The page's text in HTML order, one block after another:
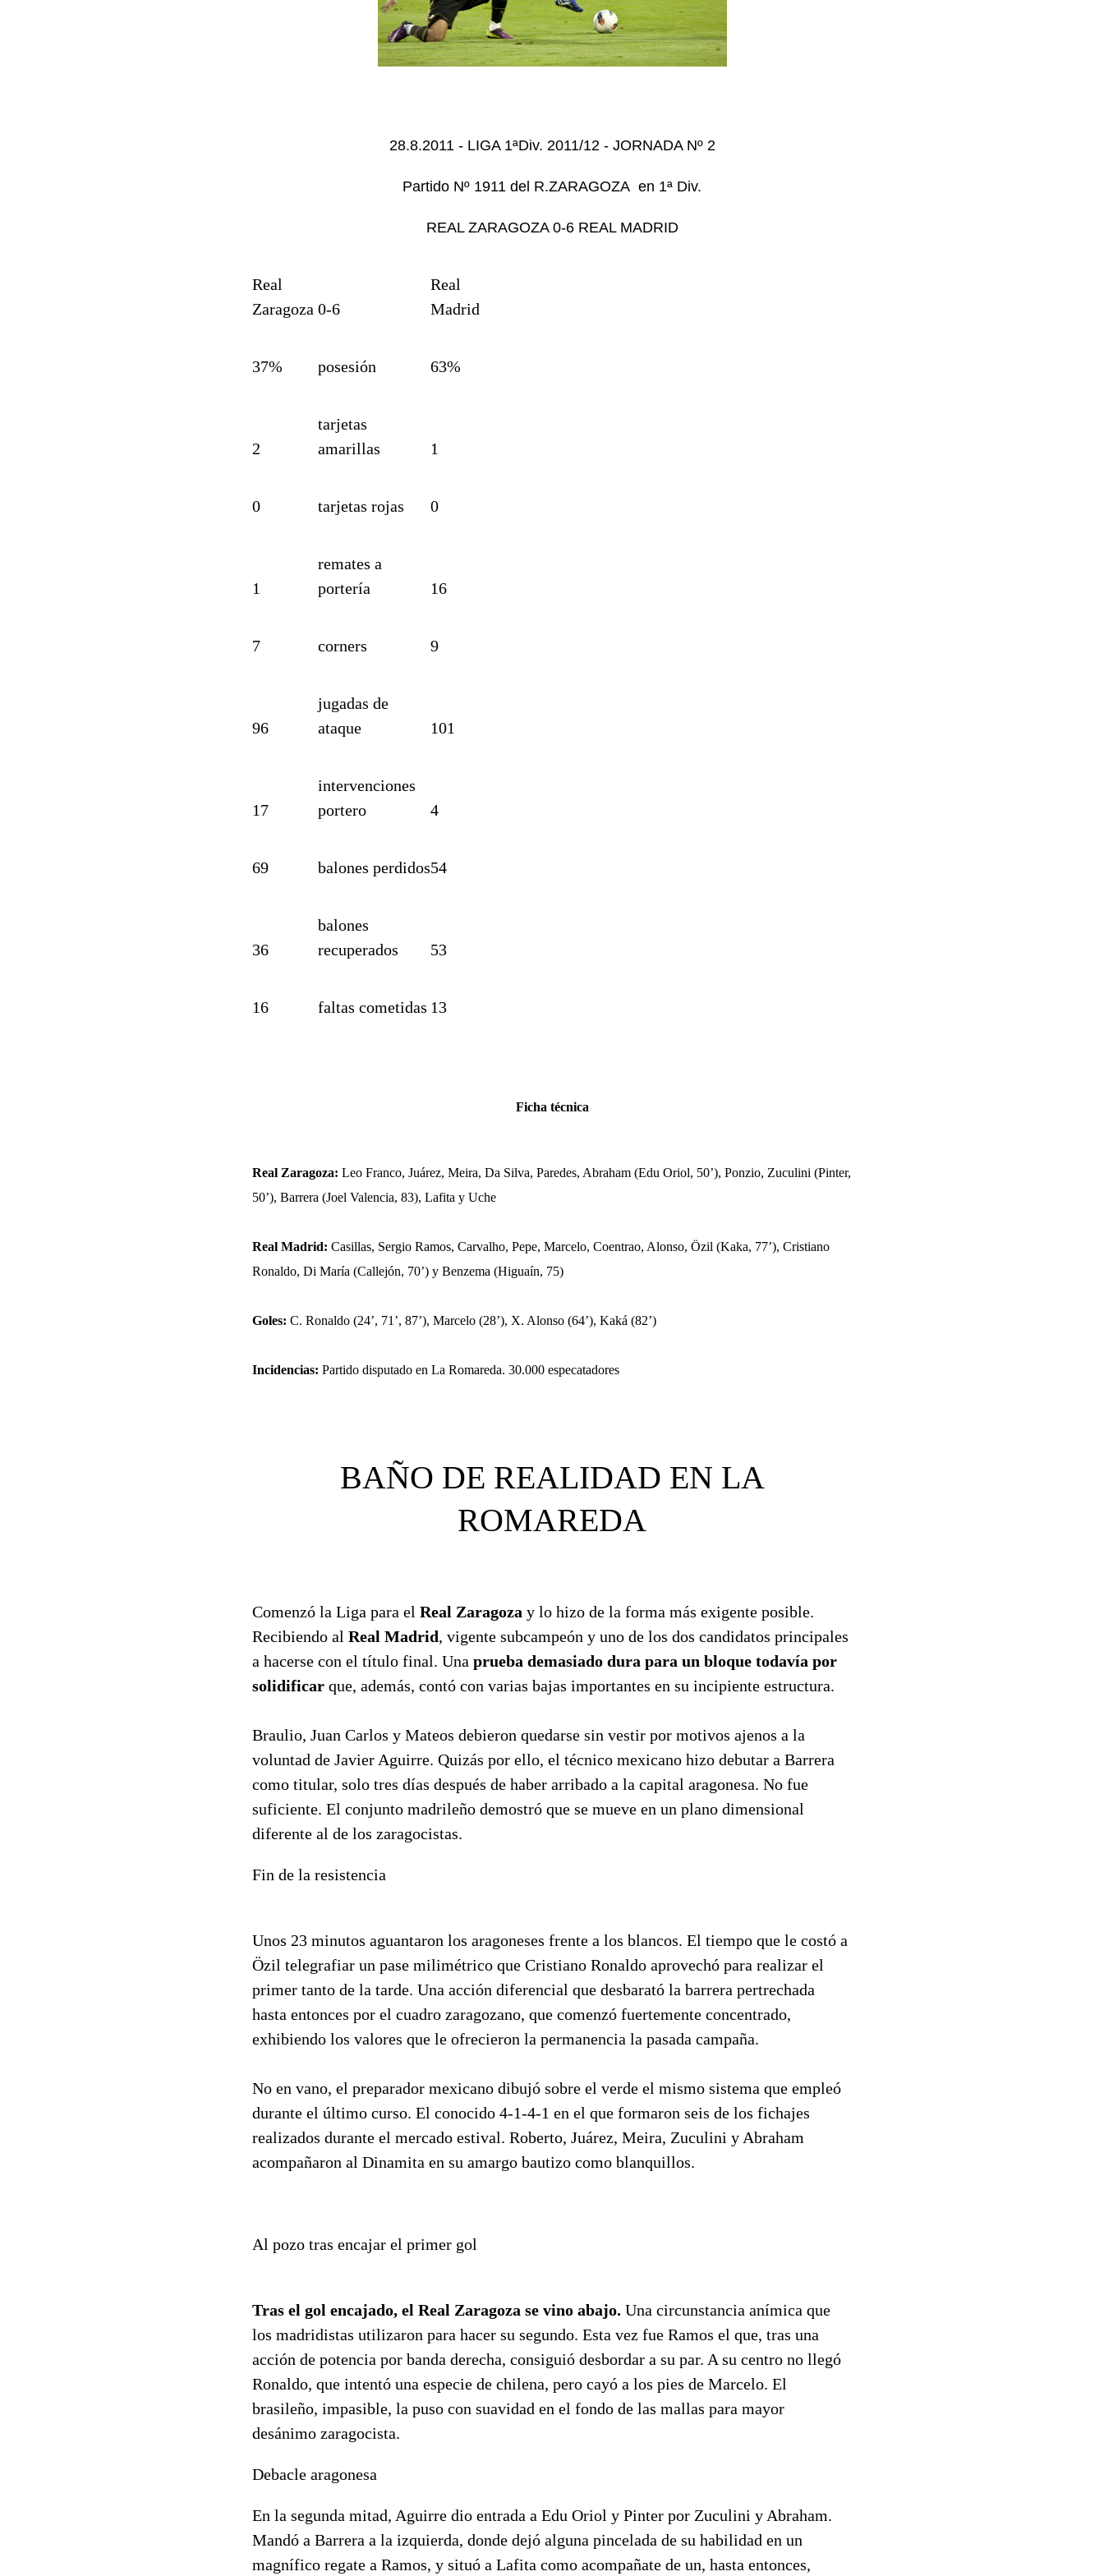
28.8.2011 - LIGA 1ªDiv. 2011/12 - JORNADA Nº 2
Partido Nº 1911 del R.ZARAGOZA en 1ª Div.
REAL ZARAGOZA 0-6 REAL MADRID
Real
Zaragoza 0-6
Real
Madrid
37% posesión 63%
2
tarjetas
amarillas
1
0 tarjetas rojas 0
1
remates a
portería
16
7 corners 9
96
jugadas de
ataque
101
17
intervenciones
portero
4
69 balones perdidos54
36
balones
recuperados
53
16 faltas cometidas 13
Ficha técnica
Real Zaragoza: Leo Franco, Juárez, Meira, Da Silva, Paredes, Abraham (Edu Oriol, 50’), Ponzio, Zuculini (Pinter,
50’), Barrera (Joel Valencia, 83), Lafita y Uche
Real Madrid: Casillas, Sergio Ramos, Carvalho, Pepe, Marcelo, Coentrao, Alonso, Özil (Kaka, 77’), Cristiano
Ronaldo, Di María (Callejón, 70’) y Benzema (Higuaín, 75)
Goles: C. Ronaldo (24’, 71’, 87’), Marcelo (28’), X. Alonso (64’), Kaká (82’)
Incidencias: Partido disputado en La Romareda. 30.000 especatadores
BAÑO DE REALIDAD EN LA
ROMAREDA
Comenzó la Liga para el Real Zaragoza y lo hizo de la forma más exigente posible.
Recibiendo al Real Madrid, vigente subcampeón y uno de los dos candidatos principales
a hacerse con el título final. Una prueba demasiado dura para un bloque todavía por
solidificar que, además, contó con varias bajas importantes en su incipiente estructura.
Braulio, Juan Carlos y Mateos debieron quedarse sin vestir por motivos ajenos a la
voluntad de Javier Aguirre. Quizás por ello, el técnico mexicano hizo debutar a Barrera
como titular, solo tres días después de haber arribado a la capital aragonesa. No fue
suficiente. El conjunto madrileño demostró que se mueve en un plano dimensional
diferente al de los zaragocistas.
Fin de la resistencia
Unos 23 minutos aguantaron los aragoneses frente a los blancos. El tiempo que le costó a
Özil telegrafiar un pase milimétrico que Cristiano Ronaldo aprovechó para realizar el
primer tanto de la tarde. Una acción diferencial que desbarató la barrera pertrechada
hasta entonces por el cuadro zaragozano, que comenzó fuertemente concentrado,
exhibiendo los valores que le ofrecieron la permanencia la pasada campaña.
No en vano, el preparador mexicano dibujó sobre el verde el mismo sistema que empleó
durante el último curso. El conocido 4-1-4-1 en el que formaron seis de los fichajes
realizados durante el mercado estival. Roberto, Juárez, Meira, Zuculini y Abraham
acompañaron al Dinamita en su amargo bautizo como blanquillos.
Al pozo tras encajar el primer gol
Tras el gol encajado, el Real Zaragoza se vino abajo. Una circunstancia anímica que
los madridistas utilizaron para hacer su segundo. Esta vez fue Ramos el que, tras una
acción de potencia por banda derecha, consiguió desbordar a su par. A su centro no llegó
Ronaldo, que intentó una especie de chilena, pero cayó a los pies de Marcelo. El
brasileño, impasible, la puso con suavidad en el fondo de las mallas para mayor
desánimo zaragocista.
Debacle aragonesa
En la segunda mitad, Aguirre dio entrada a Edu Oriol y Pinter por Zuculini y Abraham.
Mandó a Barrera a la izquierda, donde dejó alguna pincelada de su habilidad en un
magnífico regate a Ramos, y situó a Lafita como acompañate de un, hasta entonces,